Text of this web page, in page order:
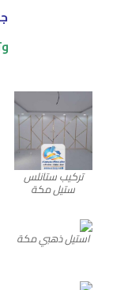
تركيب ستانلس
ستيل مكة
استيل ذهبي مكة